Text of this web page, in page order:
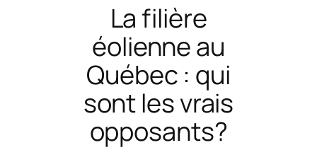
e
r
h
e
r
La filière
éolienne au
Québec : qui
sont les vrais
opposants?